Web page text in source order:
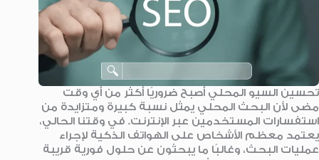
تحسين السيو المحلي أصبح ضروريًا أكثر من أي وقت
مضى لأن البحث المحلي يمثل نسبة كبيرة ومتزايدة من
استفسارات المستخدمين عبر الإنترنت. في وقتنا الحالي،
يعتمد معظم الأشخاص على الهواتف الذكية لإجراء
عمليات البحث، وغالبًا ما يبحثون عن حلول فورية قريبة